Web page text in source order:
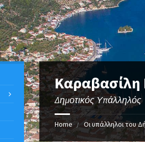
Καραβασίλη
Δημοτικός Υπάλληλός
Home Οι υπάλληλοι του